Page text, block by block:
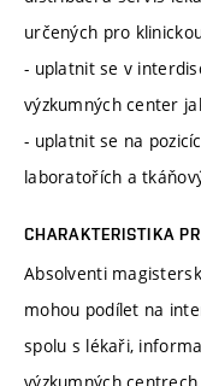
určených pro
- uplatnit se v
výzkumných center
- uplatnit se na
laboratořích a
CHARAKTERISTIKA
Absolventi
mohou podílet na
spolu s lékaři,